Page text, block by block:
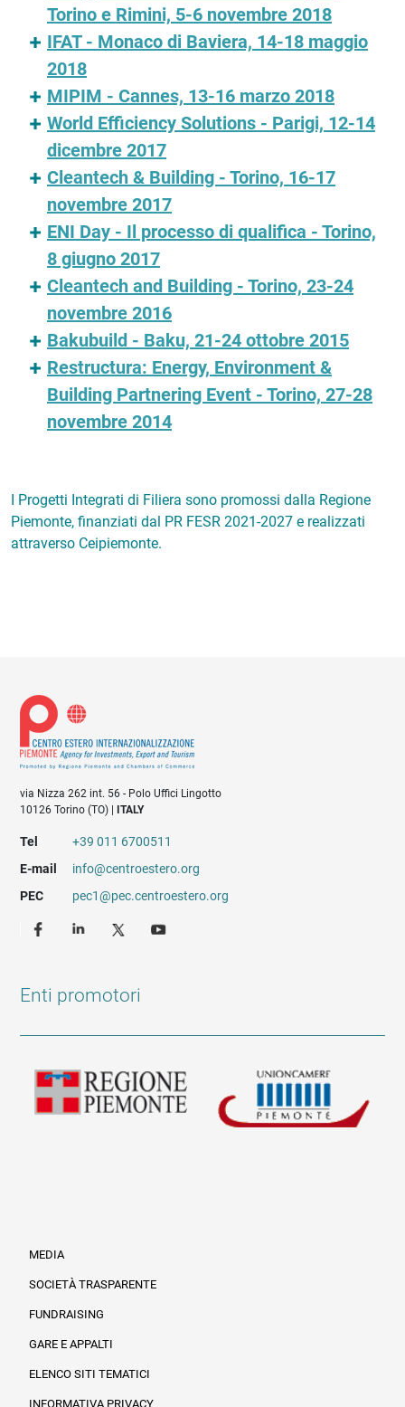
Torino e Rimini, 5-6 novembre 2018
IFAT - Monaco di Baviera, 14-18 maggio
2018
MIPIM - Cannes, 13-16 marzo 2018
World Efficiency Solutions - Parigi, 12-14
dicembre 2017
Cleantech & Building - Torino, 16-17
novembre 2017
ENI Day - Il processo di qualifica - Torino,
8 giugno 2017
Cleantech and Building - Torino, 23-24
novembre 2016
Bakubuild - Baku, 21-24 ottobre 2015
Restructura: Energy, Environment &
Building Partnering Event - Torino, 27-28
novembre 2014
I Progetti Integrati di Filiera sono promossi dalla Regione
Piemonte, finanziati dal PR FESR 2021-2027 e realizzati
attraverso Ceipiemonte.
via Nizza 262 int. 56 - Polo Uffici Lingotto
10126 Torino (TO) |
ITALY
Tel
+39 011 6700511
E-mail
info@centroestero.org
PEC
pec1@pec.centroestero.org
Enti promotori
MEDIA
SOCIETÀ TRASPARENTE
FUNDRAISING
GARE E APPALTI
ELENCO SITI TEMATICI
INFORMATIVA PRIVACY